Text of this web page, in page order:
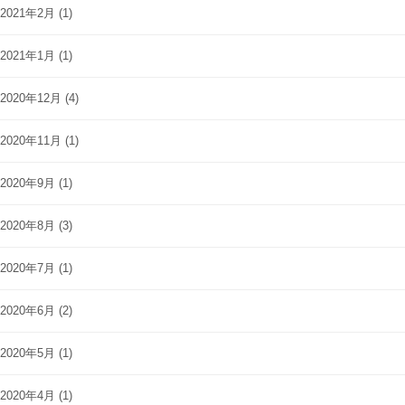
2021年2月 (1)
2021年1月 (1)
2020年12月 (4)
2020年11月 (1)
2020年9月 (1)
2020年8月 (3)
2020年7月 (1)
2020年6月 (2)
2020年5月 (1)
2020年4月 (1)